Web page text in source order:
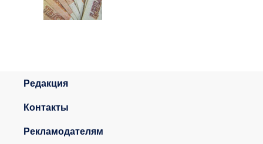
Редакция
Контакты
Рекламодателям